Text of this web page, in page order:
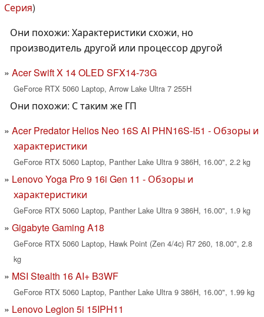
Серия)
Они похожи: Характеристики схожи, но
производитель другой или процессор другой
Acer Swift X 14 OLED SFX14-73G
GeForce RTX 5060 Laptop, Arrow Lake Ultra 7 255H
Они похожи: С таким же ГП
Acer Predator Helios Neo 16S AI PHN16S-I51 - Обзоры и
характеристики
GeForce RTX 5060 Laptop, Panther Lake Ultra 9 386H, 16.00", 2.2 kg
Lenovo Yoga Pro 9 16i Gen 11 - Обзоры и
характеристики
GeForce RTX 5060 Laptop, Panther Lake Ultra 9 386H, 16.00", 1.9 kg
Gigabyte Gaming A18
GeForce RTX 5060 Laptop, Hawk Point (Zen 4/4c) R7 260, 18.00", 2.8
kg
MSI Stealth 16 AI+ B3WF
GeForce RTX 5060 Laptop, Panther Lake Ultra 9 386H, 16.00", 1.99 kg
Lenovo Legion 5i 15IPH11